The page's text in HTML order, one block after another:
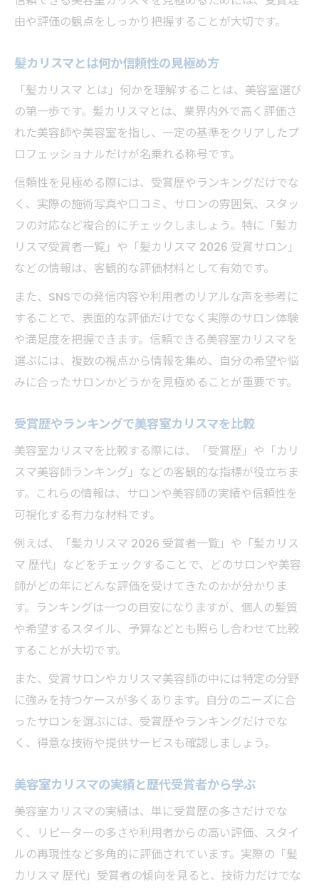
準
美容室カリスマ受賞者一覧から読み解く実力
美容室カリスマ2026受賞サロンの評価ポイ
髪カリスマとは何か一覧から読み解く
髪カリスマにおける評価制度の裏側に迫る
美容室カリスマの評価基準を徹底解説
髪カリスマやらせ疑惑を検証する視点
美容室カリスマ選出プロセスの透明性とは
カミカリスマとはどんな評価制度か
歴代受賞者からみる評価の一貫性
最新の美容室カリスマ情報と選択のヒント
美容室カリスマ2026受賞者一覧の最新動向
信頼できる美容室カリスマの選び方最新情
髪カリスマの歴代トレンドと選出基準解説
美容室カリスマ受賞サロン選びの実践ポイ
ント
髪カリスマとは何か今改めて見直す理由
由や評価の観点をしっかり把握することが大切です。
髪カリスマとは何か信頼性の見極め方
「髪カリスマ とは」何かを理解することは、美容室選び
の第一歩です。髪カリスマとは、業界内外で高く評価さ
れた美容師や美容室を指し、一定の基準をクリアしたプ
ロフェッショナルだけが名乗れる称号です。
信頼性を見極める際には、受賞歴やランキングだけでな
く、実際の施術写真や口コミ、サロンの雰囲気、スタッ
フの対応など複合的にチェックしましょう。特に「髪カ
リスマ受賞者一覧」や「髪カリスマ 2026 受賞サロン」
などの情報は、客観的な評価材料として有効です。
また、SNSでの発信内容や利用者のリアルな声を参考に
することで、表面的な評価だけでなく実際のサロン体験
や満足度を把握できます。信頼できる美容室カリスマを
選ぶには、複数の視点から情報を集め、自分の希望や悩
みに合ったサロンかどうかを見極めることが重要です。
受賞歴やランキングで美容室カリスマを比較
美容室カリスマを比較する際には、「受賞歴」や「カリ
スマ美容師ランキング」などの客観的な指標が役立ちま
す。これらの情報は、サロンや美容師の実績や信頼性を
可視化する有力な材料です。
例えば、「髪カリスマ 2026 受賞者一覧」や「髪カリス
マ 歴代」などをチェックすることで、どのサロンや美容
師がどの年にどんな評価を受けてきたのかが分かりま
す。ランキングは一つの目安になりますが、個人の髪質
や希望するスタイル、予算などとも照らし合わせて比較
することが大切です。
また、受賞サロンやカリスマ美容師の中には特定の分野
に強みを持つケースが多くあります。自分のニーズに合
ったサロンを選ぶには、受賞歴やランキングだけでな
く、得意な技術や提供サービスも確認しましょう。
美容室カリスマの実績と歴代受賞者から学ぶ
美容室カリスマの実績は、単に受賞歴の多さだけでな
く、リピーターの多さや利用者からの高い評価、スタイ
ルの再現性など多角的に評価されています。実際の「髪
カリスマ 歴代」受賞者の傾向を見ると、技術力だけでな